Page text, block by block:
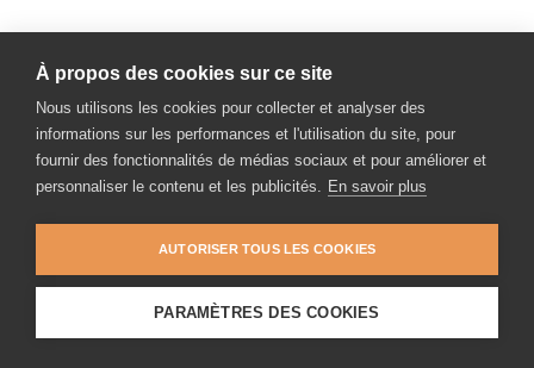
À propos des cookies sur ce site
Nous utilisons les cookies pour collecter et analyser des
informations sur les performances et l'utilisation du site, pour
fournir des fonctionnalités de médias sociaux et pour améliorer et
personnaliser le contenu et les publicités. En savoir plus
AUTORISER TOUS LES COOKIES
PARAMÈTRES DES COOKIES